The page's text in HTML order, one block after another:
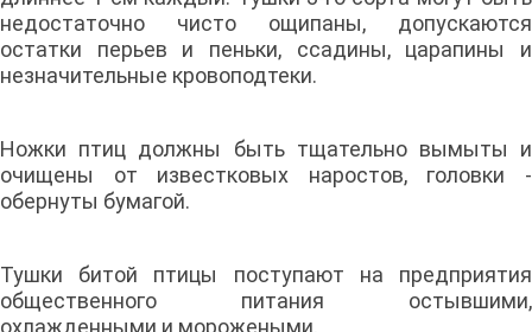
недостаточно чисто ощипаны, допускаются
остатки перьев и пеньки, ссадины, царапины и
незначительные кровоподтеки.
Ножки птиц должны быть тщательно вымыты и
очищены от известковых наростов, головки -
обернуты бумагой.
Тушки битой птицы поступают на предприятия
общественного питания остывшими,
охлажденными и морожеными.